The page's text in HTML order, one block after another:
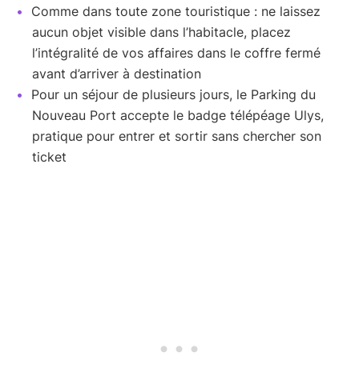
Comme dans toute zone touristique : ne laissez
aucun objet visible dans l’habitacle, placez
l’intégralité de vos affaires dans le coffre fermé
avant d’arriver à destination
Pour un séjour de plusieurs jours, le Parking du
Nouveau Port accepte le badge télépéage Ulys,
pratique pour entrer et sortir sans chercher son
ticket